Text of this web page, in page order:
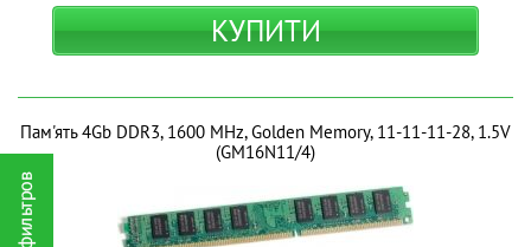
КУПИТИ
Пам'ять 4Gb DDR3, 1600 MHz, Golden Memory, 11-11-11-28, 1.5V
(GM16N11/4)